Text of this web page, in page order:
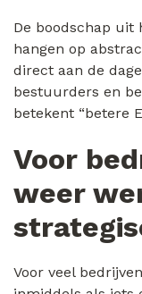
De boodschap
hangen op
direct aan de
bestuurders en
betekent “betere
Voor
weer
Voor veel